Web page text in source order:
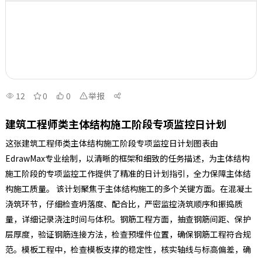
12 0 0 举报
建筑工程师类主体结构施工阶段专项监控日计划
这张建筑工程师类主体结构施工阶段专项监控日计划图表由
EdrawMax专业绘制，以清晰的框架和细致的任务描述，为主体结构
施工阶段的专项监控工作提供了精准的日计划指引，全力保障主体结
构施工质量。 该计划聚焦于主体结构施工的多个关键方面。在混凝土
浇筑环节，仔细检查坍落度、配合比，严密监控浇筑顺序和振捣质
量，详细记录浇注时间与体积。钢筋工程方面，抽查钢筋间距、保护
层厚度，验证钢筋连接方法，检查预埋件位置，确保钢筋工程符合规
范。模板工程中，检查模板支撑的稳定性，核实轴线与标高偏差，确